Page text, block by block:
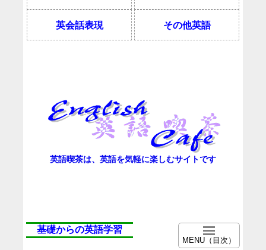
英会話表現 その他英語
英語喫茶は、英語を気軽に楽しむサイトです
基礎からの英語学習
MENU（目次）